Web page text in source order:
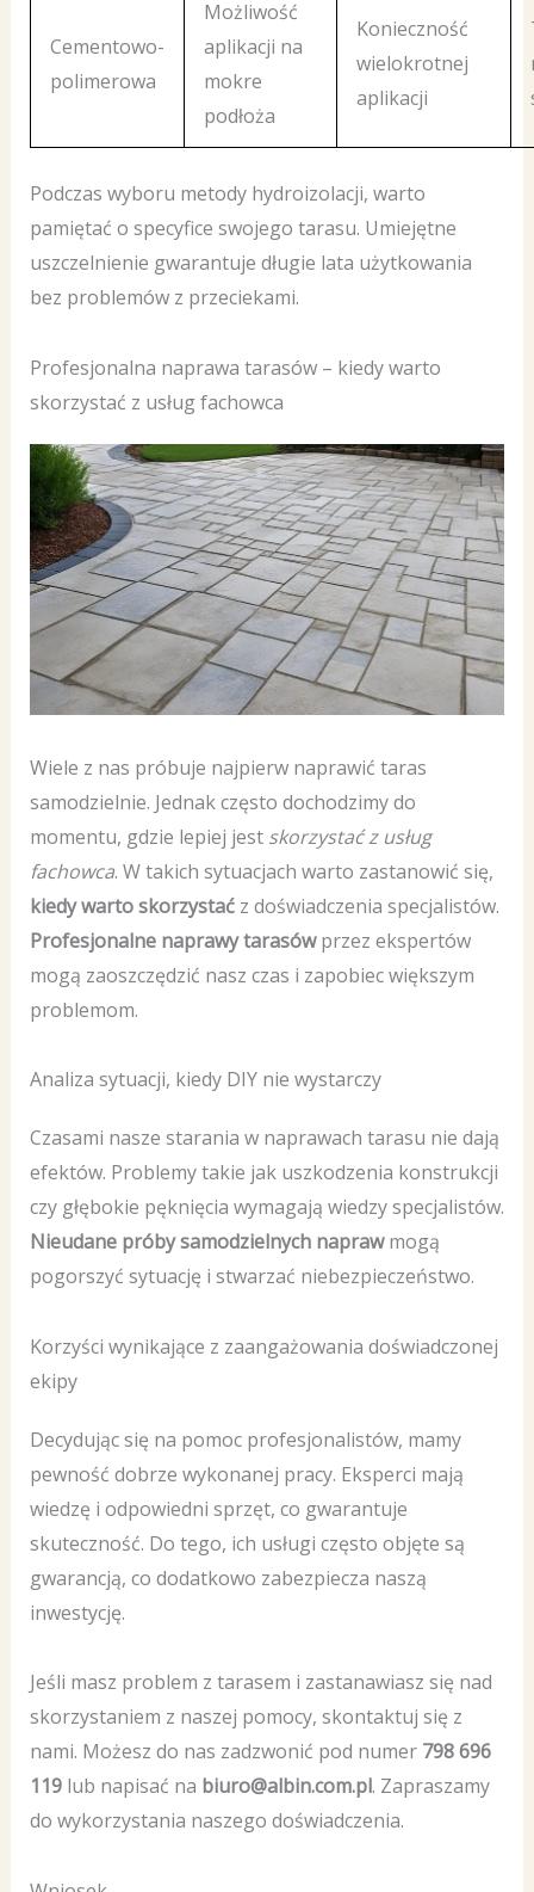
Cementowo-
polimerowa
Możliwość
aplikacji na
mokre
podłoża
Konieczność
wielokrotnej
aplikacji
Podczas wyboru metody hydroizolacji, warto
pamiętać o specyfice swojego tarasu. Umiejętne
uszczelnienie gwarantuje długie lata użytkowania
bez problemów z przeciekami.
Profesjonalna naprawa tarasów – kiedy warto
skorzystać z usług fachowca
Wiele z nas próbuje najpierw naprawić taras
samodzielnie. Jednak często dochodzimy do
momentu, gdzie lepiej jest skorzystać z usług
fachowca. W takich sytuacjach warto zastanowić się,
kiedy warto skorzystaćz doświadczenia specjalistów.
Profesjonalne naprawy tarasówprzez ekspertów
mogą zaoszczędzić nasz czas i zapobiec większym
problemom.
Analiza sytuacji, kiedy DIY nie wystarczy
Czasami nasze starania w naprawach tarasu nie dają
efektów. Problemy takie jak uszkodzenia konstrukcji
czy głębokie pęknięcia wymagają wiedzy specjalistów.
Nieudane próby samodzielnych naprawmogą
pogorszyć sytuację i stwarzać niebezpieczeństwo.
Korzyści wynikające z zaangażowania doświadczonej
ekipy
Decydując się na pomoc profesjonalistów, mamy
pewność dobrze wykonanej pracy. Eksperci mają
wiedzę i odpowiedni sprzęt, co gwarantuje
skuteczność. Do tego, ich usługi często objęte są
gwarancją, co dodatkowo zabezpiecza naszą
inwestycję.
Jeśli masz problem z tarasem i zastanawiasz się nad
skorzystaniem z naszej pomocy, skontaktuj się z
nami. Możesz do nas zadzwonić pod numer 798 696
119lub napisać na biuro@albin.com.pl. Zapraszamy
do wykorzystania naszego doświadczenia.